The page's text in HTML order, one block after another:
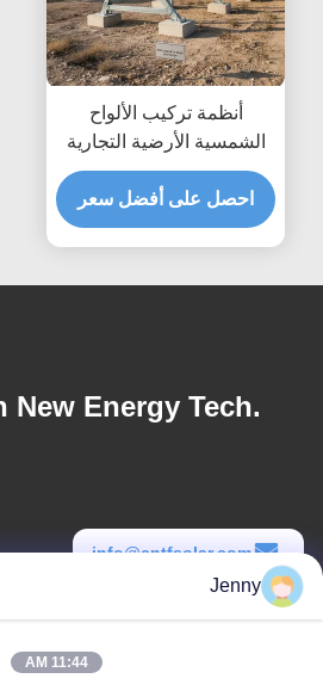
أنظمة تركيب الألواح
الشمسية الأرضية التجارية
حمل الرياح يصل إلى 80
مترًا في الثانية مصممة
لمقاومة الرياح القصوى
احصل على أفضل سعر
New Energy Tech.
info@cntfsolar.com
Jenny
11:44 AM